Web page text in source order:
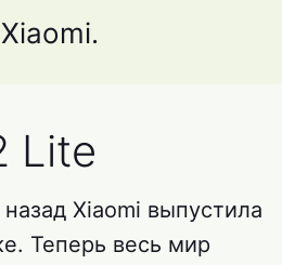
Lite
Xiaomi выпустила
Теперь весь мир